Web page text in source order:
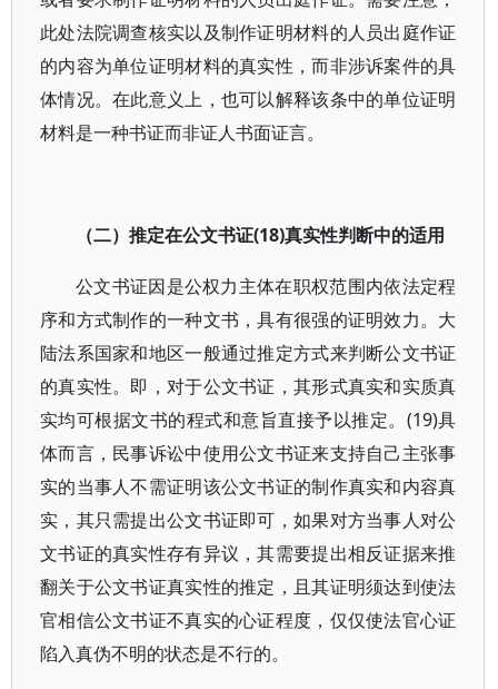
此处法院调查核实以及制作证明材料的人员出庭作证
的内容为单位证明材料的真实性，而非涉诉案件的具
体情况。在此意义上，也可以解释该条中的单位证明
材料是一种书证而非证人书面证言。
（二）推定在公文书证(18)真实性判断中的适用
公文书证因是公权力主体在职权范围内依法定程
序和方式制作的一种文书，具有很强的证明效力。大
陆法系国家和地区一般通过推定方式来判断公文书证
的真实性。即，对于公文书证，其形式真实和实质真
实均可根据文书的程式和意旨直接予以推定。(19)具
体而言，民事诉讼中使用公文书证来支持自己主张事
实的当事人不需证明该公文书证的制作真实和内容真
实，其只需提出公文书证即可，如果对方当事人对公
文书证的真实性存有异议，其需要提出相反证据来推
翻关于公文书证真实性的推定，且其证明须达到使法
官相信公文书证不真实的心证程度，仅仅使法官心证
陷入真伪不明的状态是不行的。